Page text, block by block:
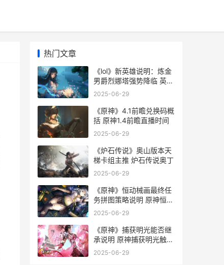
热门文章
《lol》新英雄说明：炼金
男爵烈娜塔强势降临 英雄
联盟新英雄的台词
2025-06-29
《原神》4.1前瞻兑换码概
括 原神1.4前瞻直播时间
2025-06-29
《炉石传说》奥山版本天
梯卡组主推 炉石传说奥丁
2025-06-29
《原神》恒动械画最终任
务拼图策略说明 原神恒长
机关怎么打
2025-06-29
《原神》捕获明光能否继
承说明 原神捕获明光触发
条件
2025-06-29